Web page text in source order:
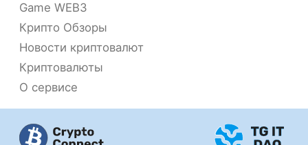
Game WEB3
Крипто Обзоры
Новости криптовалют
Криптовалюты
О сервисе